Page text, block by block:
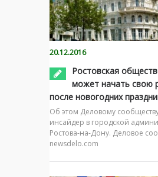
20.12.2016
Ростовская
может начать свою
после новогодних
Об этом Деловому
инсайдер в городской
Ростова-на-Дону. Деловое
newsdelo.com